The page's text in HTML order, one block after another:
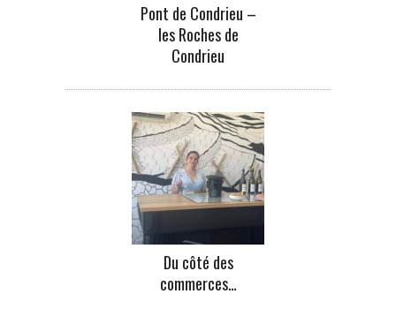
Pont de Condrieu –
les Roches de
Condrieu
Du côté des
commerces…